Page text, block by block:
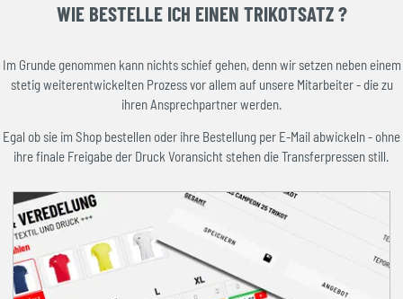
WIE BESTELLE ICH EINEN TRIKOTSATZ ?
Im Grunde genommen kann nichts schief gehen, denn wir setzen neben einem
stetig weiterentwickelten Prozess vor allem auf unsere Mitarbeiter - die zu
ihren Ansprechpartner werden.
Egal ob sie im Shop bestellen oder ihre Bestellung per E-Mail abwickeln - ohne
ihre finale Freigabe der Druck Voransicht stehen die Transferpressen still.